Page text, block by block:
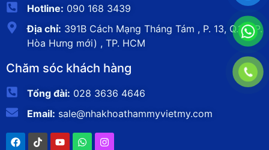
Hotline: 090 168 3439
Địa chỉ: 391B Cách Mạng Tháng Tám , P. 13, Q.10 (P.
Hòa Hưng mới) , TP. HCM
Chăm sóc khách hàng
Tổng đài: 028 3636 4646
Email: sale@nhakhoathammyvietmy.com